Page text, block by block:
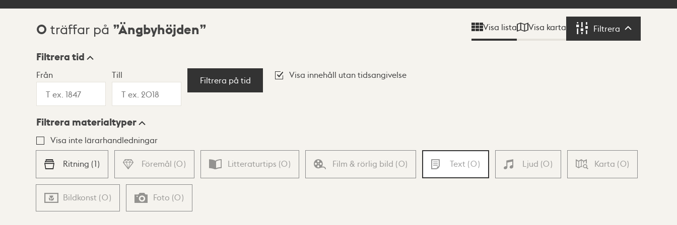
Sökresultat
0 träffar på Ängbyhöjden Visa lista Visa karta Filtrera Filtrera
Visningsläge
Lista Karta
Filtrera tid
Från Till
Filtrera på tid
Visa innehåll utan tidsangivelse
Filtrera materialtyper
Visa inte lärarhandledningar
Ritning (1) Föremål (0) Litteraturtips (0) Film & rörlig bild (0) Text (0) Ljud (0) Karta (0)
Bildkonst (0) Foto (0)